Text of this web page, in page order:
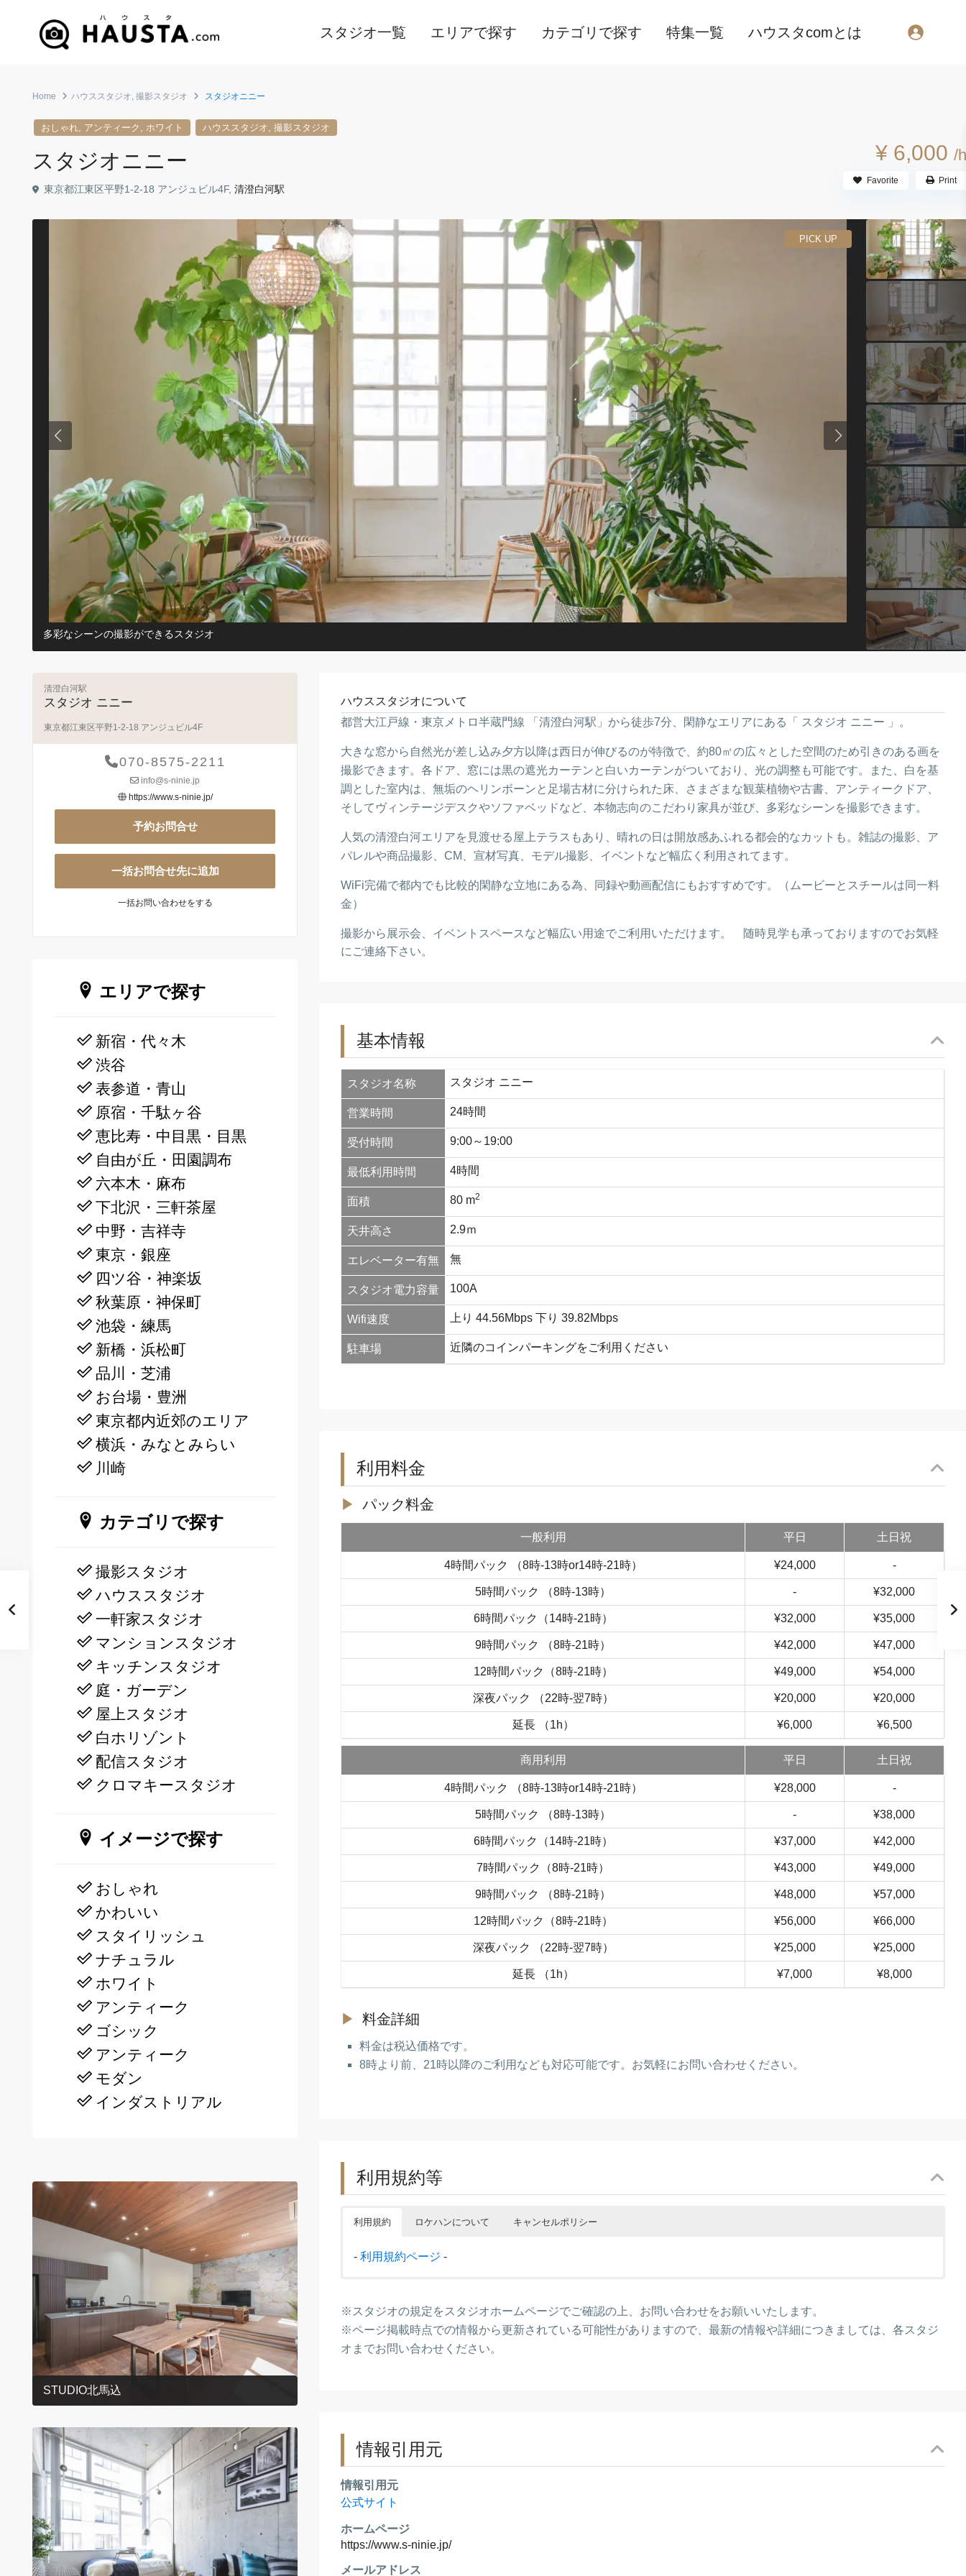
スタジオ一覧 エリアで探す カテゴリで探す 特集一覧 ハウスタcomとは
Home ハウススタジオ,撮影スタジオ スタジオニニー
おしゃれ アンティーク ホワイト ハウススタジオ ,撮影スタジオ
スタジオニニー ¥ 6,000/
東京都江東区平野1-2-18 アンジュビル4F,清澄白河駅
Favorite Print
PICK UP
多彩なシーンの撮影ができるスタジオ
ハウススタジオについて
都営大江戸線・東京メトロ半蔵門線 「清澄白河駅」から徒歩7分、閑静なエリアにある「 スタジオ ニニー 」。
大きな窓から自然光が差し込み夕方以降は西日が伸びるのが特徴で、約80㎡の広々とした空間のため引きのある画を
撮影できます。各ドア、窓には黒の遮光カーテンと白いカーテンがついており、光の調整も可能です。また、白を基
調とした室内は、無垢のヘリンボーンと足場古材に分けられた床、さまざまな観葉植物や古書、アンティークドア、
そしてヴィンテージデスクやソファベッドなど、本物志向のこだわり家具が並び、多彩なシーンを撮影できます。
人気の清澄白河エリアを見渡せる屋上テラスもあり、晴れの日は開放感あふれる都会的なカットも。雑誌の撮影、ア
パレルや商品撮影、CM、宣材写真、モデル撮影、イベントなど幅広く利用されてます。
WiFi完備で都内でも比較的閑静な立地にある為、同録や動画配信にもおすすめです。（ムービーとスチールは同一料
金）
撮影から展示会、 イベントスペースなど幅広い用途でご利用いただけます。 随時見学も承っておりますのでお気軽
にご連絡下さい。
基本情報
スタジオ名称 スタジオ ニニー
営業時間 24時間
受付時間 9:00～19:00
最低利用時間 4時間
面積 80 m2
天井高さ 2.9ｍ
エレベーター有無 無
スタジオ電力容量 100A
Wifi速度 上り 44.56Mbps 下り 39.82Mbps
駐車場 近隣のコインパーキングをご利用ください
利用料金
パック料金
一般利用 平日 土日祝
4時間パック （8時-13時or14時-21時） ¥24,000 -
5時間パック （8時-13時） - ¥32,000
6時間パック（14時‐21時） ¥32,000 ¥35,000
9時間パック （8時‐21時） ¥42,000 ¥47,000
12時間パック（8時‐21時） ¥49,000 ¥54,000
深夜パック （22時‐翌7時） ¥20,000 ¥20,000
延長 （1h） ¥6,000 ¥6,500
商用利用 平日 土日祝
4時間パック （8時-13時or14時-21時） ¥28,000 -
5時間パック （8時-13時） - ¥38,000
6時間パック（14時‐21時） ¥37,000 ¥42,000
7時間パック（8時‐21時） ¥43,000 ¥49,000
9時間パック （8時‐21時） ¥48,000 ¥57,000
12時間パック（8時‐21時） ¥56,000 ¥66,000
深夜パック （22時‐翌7時） ¥25,000 ¥25,000
延長 （1h） ¥7,000 ¥8,000
料金詳細
料金は税込価格です。
8時より前、21時以降のご利用なども対応可能です。お気軽にお問い合わせください。
利用規約等
利用規約 ロケハンについて キャンセルポリシー
‐利用規約ページ -
レンタルご予約が優先となりますので、ご予約が入りました場合お時間の変更をお願いさせていただく事も
ございますのでご了承下さい。 ※ご利用日当日、時間直前のご見学はお断りしております。
20日前～11日前 30％
10日前～3日前
ご予約日20日前からキャンセル料金が発生致します。
キャンセルの連絡は、メール・お電話共に【9時～19時】にお願い致します。
営業時間を過ぎますと翌日扱いとなりますので予めご了承ください。
またパック時間の短縮による差額、ご予約日より先への日程の変更も20日前からキャンセル料が発生しま
す。
パックの変更（延長）はご利用日前日の19時までとなり、当日の延長は1時間ごとに清算となります。
※スタジオの規定をスタジオホームページでご確認の上、お問い合わせをお願いいたします。
※ページ掲載時点での情報から更新されている可能性がありますので、最新の情報や詳細につきましては、各スタジ
オまでお問い合わせください。
情報引用元
情報引用元
公式サイト
ホームページ
https://www.s-ninie.jp/
メールアドレス
清澄白河駅
スタジオ ニニー
東京都江東区平野1-2-18 アンジュビル4F
070-8575-2211
info@s-ninie.jp
https://www.s-ninie.jp/
予約お問合せ
一括お問合せ先に追加
一括お問い合わせをする
エリアで探す
新宿・代々木
渋谷
表参道・青山
原宿・千駄ヶ谷
恵比寿・中目黒・目黒
自由が丘・田園調布
六本木・麻布
下北沢・三軒茶屋
中野・吉祥寺
東京・銀座
四ツ谷・神楽坂
秋葉原・神保町
池袋・練馬
新橋・浜松町
品川・芝浦
お台場・豊洲
東京都内近郊のエリア
横浜・みなとみらい
川崎
カテゴリで探す
撮影スタジオ
ハウススタジオ
一軒家スタジオ
マンションスタジオ
キッチンスタジオ
庭・ガーデン
屋上スタジオ
白ホリゾント
配信スタジオ
クロマキースタジオ
イメージで探す
おしゃれ
かわいい
スタイリッシュ
ナチュラル
ホワイト
アンティーク
ゴシック
アンティーク
モダン
インダストリアル
STUDIO北馬込